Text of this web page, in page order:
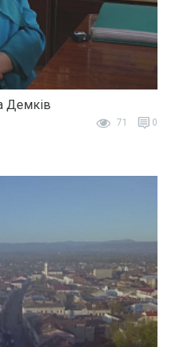
Демків
71 0